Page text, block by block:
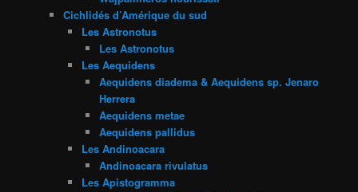
Cichlidés d’Amérique du sud
Les Astronotus
Les Astronotus
Les Aequidens
Aequidens diadema & Aequidens sp. Jenaro
Herrera
Aequidens metae
Aequidens pallidus
Les Andinoacara
Andinoacara rivulatus
Les Apistogramma